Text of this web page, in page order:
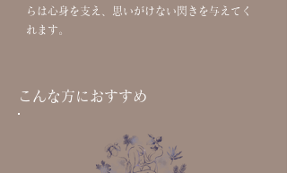
らは心身を支え、思いがけない閃きを与えてく
れます。
こんな方におすすめ